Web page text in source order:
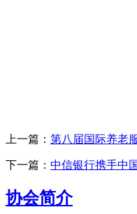
上一篇： 第八届国际养老
下一篇： 中信银行携手中
协会简介